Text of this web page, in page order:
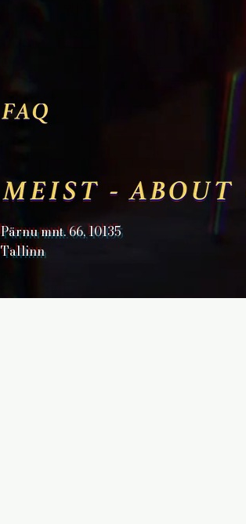
Pärnu mnt. 66, 10135
Tallinn